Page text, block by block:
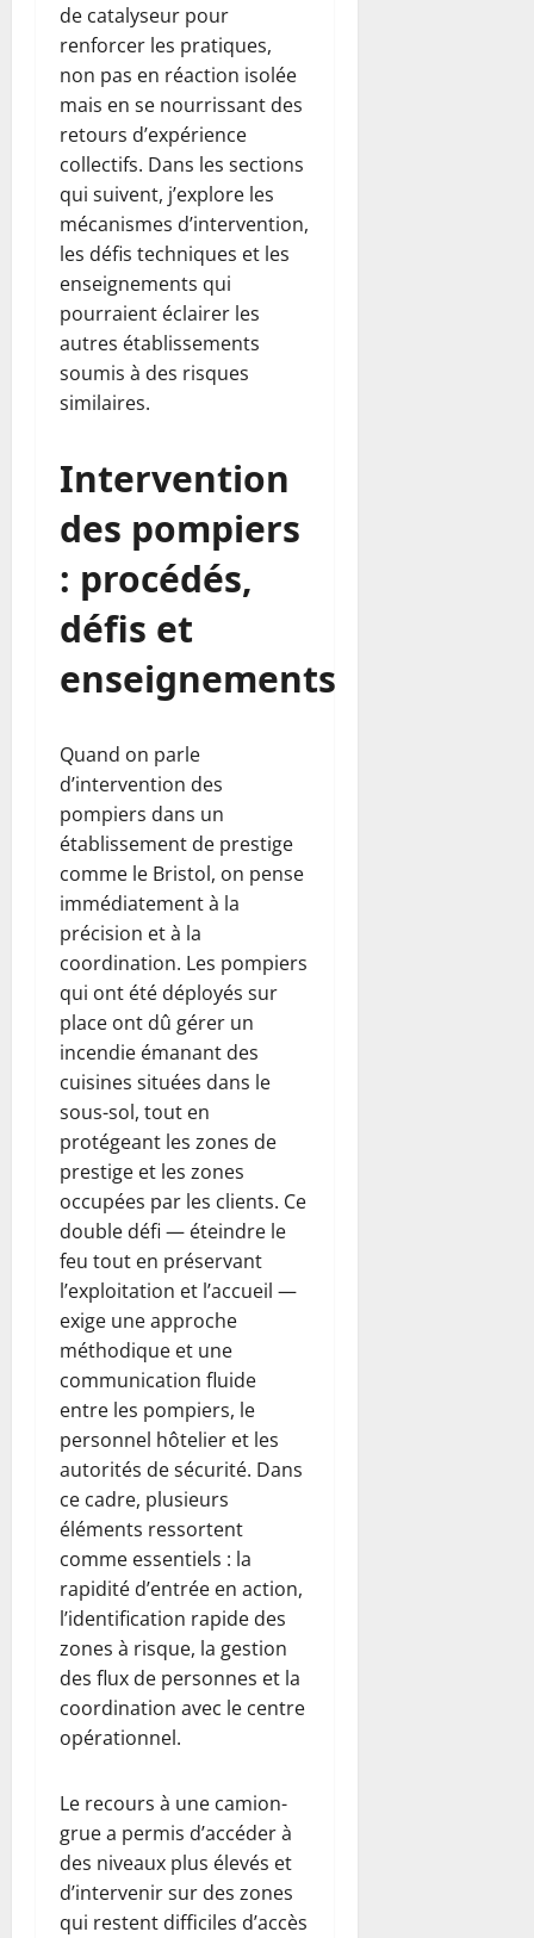
de catalyseur pour
renforcer les pratiques,
non pas en réaction isolée
mais en se nourrissant des
retours d’expérience
collectifs. Dans les sections
qui suivent, j’explore les
mécanismes d’intervention,
les défis techniques et les
enseignements qui
pourraient éclairer les
autres établissements
soumis à des risques
similaires.
Intervention
des pompiers
: procédés,
défis et
enseignements
Quand on parle
d’intervention des
pompiers dans un
établissement de prestige
comme le Bristol, on pense
immédiatement à la
précision et à la
coordination. Les pompiers
qui ont été déployés sur
place ont dû gérer un
incendie émanant des
cuisines situées dans le
sous-sol, tout en
protégeant les zones de
prestige et les zones
occupées par les clients. Ce
double défi — éteindre le
feu tout en préservant
l’exploitation et l’accueil —
exige une approche
méthodique et une
communication fluide
entre les pompiers, le
personnel hôtelier et les
autorités de sécurité. Dans
ce cadre, plusieurs
éléments ressortent
comme essentiels : la
rapidité d’entrée en action,
l’identification rapide des
zones à risque, la gestion
des flux de personnes et la
coordination avec le centre
opérationnel.
Le recours à une camion-
grue a permis d’accéder à
des niveaux plus élevés et
d’intervenir sur des zones
qui restent difficiles d’accès